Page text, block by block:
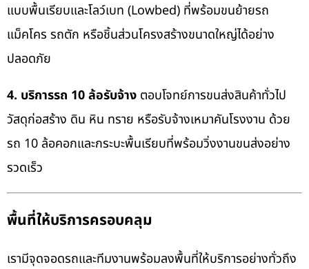
แบบพื้นเรียบและโลว์เบท (Lowbed) ที่พร้อมขนย้ายรถ
แม็คโคร รถตัก หรือชิ้นส่วนโครงสร้างขนาดใหญ่ได้อย่าง
ปลอดภัย
4. บริการรถ 10 ล้อรับจ้าง ตอบโจทย์การขนส่งสินค้าทั่วไป
วัสดุก่อสร้าง ดิน หิน ทราย หรือรับจ้างเหมาคันโรงงาน ด้วย
รถ 10 ล้อคอกและกระบะพื้นเรียบที่พร้อมวิ่งงานขนส่งอย่าง
รวดเร็ว
พื้นที่ให้บริการครอบคลุม
เรามีจุดจอดรถและทีมงานพร้อมลงพื้นที่ให้บริการอย่างทั่วถึง